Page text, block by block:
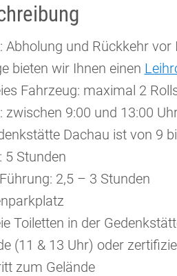
Abholung und Rückkehr vor
bieten wir Ihnen einen
Fahrzeug: maximal 2
zwischen 9:00 und 13:00
Dachau ist von 9
5 Stunden
2,5 – 3 Stunden
Toiletten in der
(11 & 13 Uhr) oder
zum Gelände